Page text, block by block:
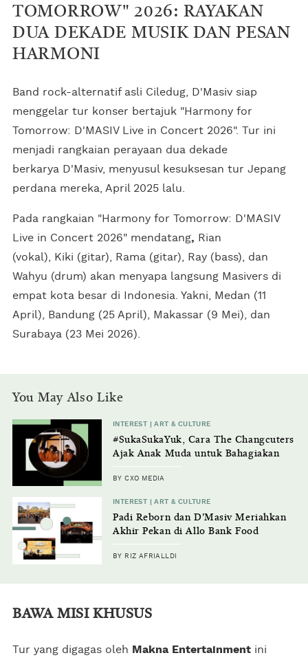
TOMORROW" 2026: RAYAKAN
DUA DEKADE MUSIK DAN PESAN
HARMONI
Band rock-alternatif asli Ciledug, D'Masiv siap
menggelar tur konser bertajuk "Harmony for
Tomorrow: D'MASIV Live in Concert 2026". Tur ini
menjadi rangkaian perayaan dua dekade
berkarya D'Masiv, menyusul kesuksesan tur Jepang
perdana mereka, April 2025 lalu.
Pada rangkaian "Harmony for Tomorrow: D'MASIV
Live in Concert 2026" mendatang, Rian
(vokal), Kiki (gitar), Rama (gitar), Ray (bass), dan
Wahyu (drum) akan menyapa langsung Masivers di
empat kota besar di Indonesia. Yakni, Medan (11
April), Bandung (25 April), Makassar (9 Mei), dan
Surabaya (23 Mei 2026).
You May Also Like
INTEREST | ART & CULTURE
#SukaSukaYuk, Cara The Changcuters
Ajak Anak Muda untuk Bahagiakan
BY CXO MEDIA
INTEREST | ART & CULTURE
Padi Reborn dan D'Masiv Meriahkan
Akhir Pekan di Allo Bank Food
BY RIZ AFRIALLDI
BAWA MISI KHUSUS
Tur yang digagas oleh Makna Entertainment ini